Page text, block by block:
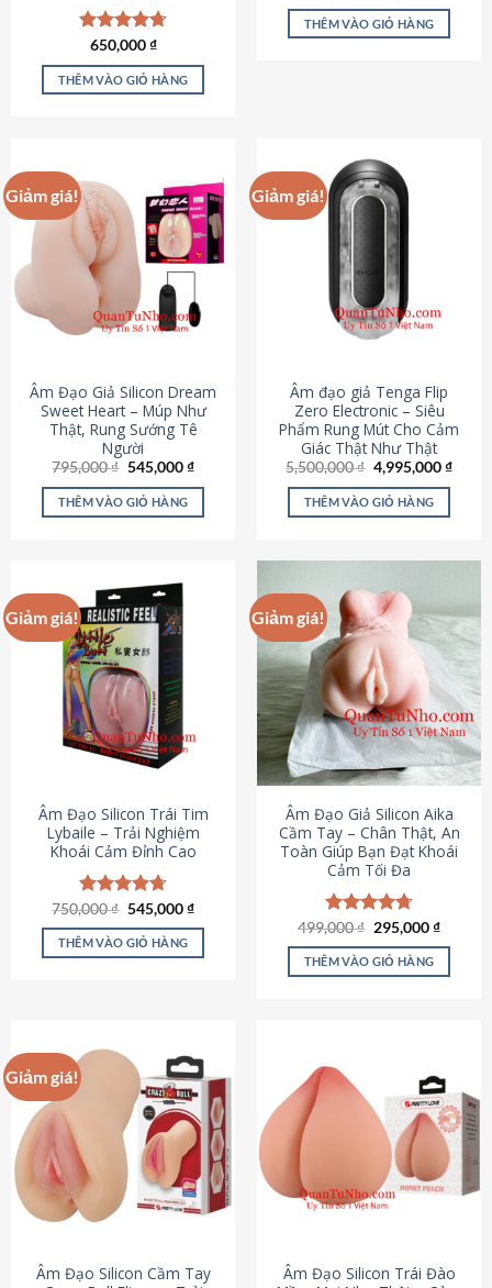
Được xếp
hạng4.75
5 sao
650,000₫
THÊM VÀO GIỎ HÀNG
là:
995,000 ₫.
tại
THÊM VÀO GIỎ HÀNG
Giảm giá!
Âm Đạo Giả Silicon Dream
Sweet Heart – Múp Như
Thật, Rung Sướng Tê
Người
795,000₫ Giá
là:
795,000 ₫.
545,000₫Giá
tại
545,000 ₫.
THÊM VÀO GIỎ HÀNG
Giảm giá!
Âm đạo giả Tenga Flip
Zero Electronic – Siêu
Phẩm Rung Mút Cho Cảm
Giác Thật Như Thật
5,500,000₫ Giá
gốc
là:
5,500,000 ₫.
4,995,000₫Giá
THÊM VÀO GIỎ HÀNG
Giảm giá!
Âm Đạo Silicon Trái Tim
Lybaile – Trải Nghiệm
Khoái Cảm Đỉnh Cao
Được xếp
hạng4.70
5 sao
750,000₫ Giá
là:
750,000 ₫.
545,000₫Giá
tại
545,000 ₫.
THÊM VÀO GIỎ HÀNG
Giảm giá!
Âm Đạo Giả Silicon Aika
Cầm Tay – Chân Thật, An
Toàn Giúp Bạn Đạt Khoái
Cảm Tối Đa
Được xếp
hạng4.75
5 sao
499,000₫ Giá
là:
499,000 ₫.
295,000₫Giá
tại
THÊM VÀO GIỎ HÀNG
Giảm giá!
Âm Đạo Silicon Cầm Tay
Âm Đạo Silicon Trái Đào